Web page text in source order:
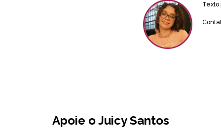
Texto
Apoie o Juicy Santos